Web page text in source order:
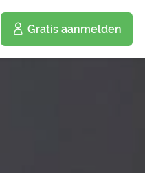
Gratis aanmelden